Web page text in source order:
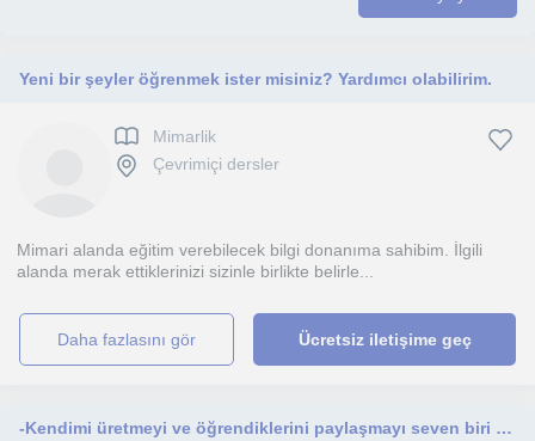
Yeni bir şeyler öğrenmek ister misiniz? Yardımcı olabilirim.
Mimarlik
Çevrimiçi dersler
Mimari alanda eğitim verebilecek bilgi donanıma sahibim. İlgili
alanda merak ettiklerinizi sizinle birlikte belirle...
daha fazlasını gör Ücretsiz iletişime geç
-Kendimi üretmeyi ve öğrendiklerini paylaşmayı seven biri olarak görüyorum -Genç-yetişkinlere tasarım dersleri veriyorum.